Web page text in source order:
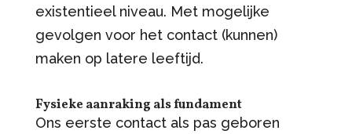
existentieel niveau. Met mogelijke
gevolgen voor het contact (kunnen)
maken op latere leeftijd.
Fysieke aanraking als fundament
Ons eerste contact als pas geboren